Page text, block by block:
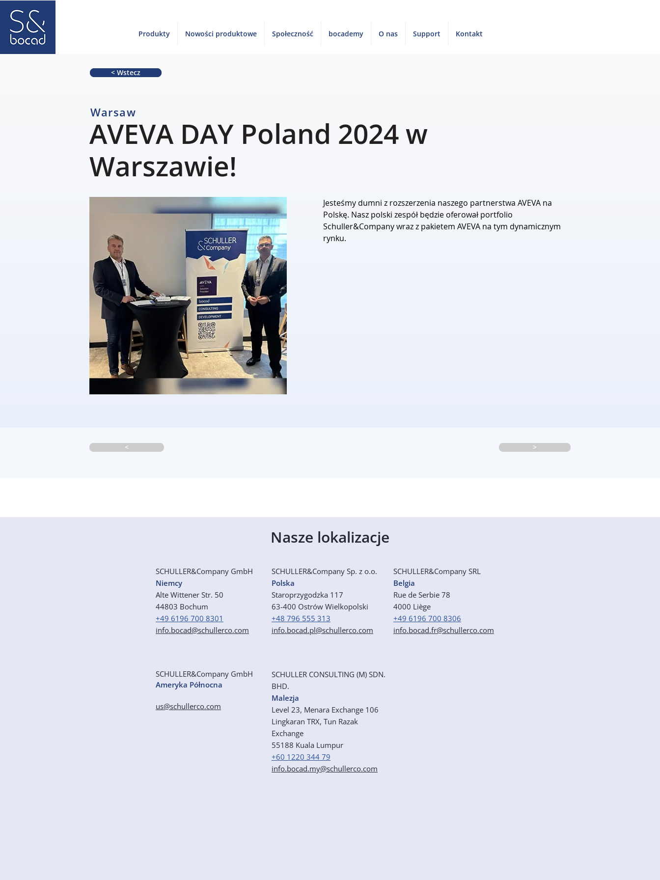
Produkty Nowości produktowe Społeczność bocademy O nas Support Kontakt
< Wstecz
Warsaw
AVEVA DAY Poland 2024 w
Warszawie!
Jesteśmy dumni z rozszerzenia naszego partnerstwa AVEVA na
Polskę. Nasz polski zespół będzie oferował portfolio
Schuller&Company wraz z pakietem AVEVA na tym dynamicznym
rynku.
< >
Nasze lokalizacje
SCHULLER&Company GmbH
Niemcy
Alte Wittener Str. 50
44803 Bochum
+49 6196 700 8301
info.bocad@schullerco.com
SCHULLER&Company Sp. z o.o.
Polska
Staroprzygodzka 117
63-400 Ostrów Wielkopolski
+48 796 555 313
info.bocad.pl@schullerco.com
SCHULLER&Company SRL
Belgia
Rue de Serbie 78
4000 Liège
+49 6196 700 8306
info.bocad.fr@schullerco.com
SCHULLER&Company GmbH
Ameryka Północna
us@schullerco.com
SCHULLER CONSULTING (M) SDN.
BHD.
Malezja
Level 23, Menara Exchange 106
Lingkaran TRX, Tun Razak
Exchange
55188 Kuala Lumpur
+60 1220 344 79
info.bocad.my@schullerco.com